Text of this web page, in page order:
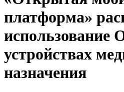
платформа»
использование
устройствах
назначения